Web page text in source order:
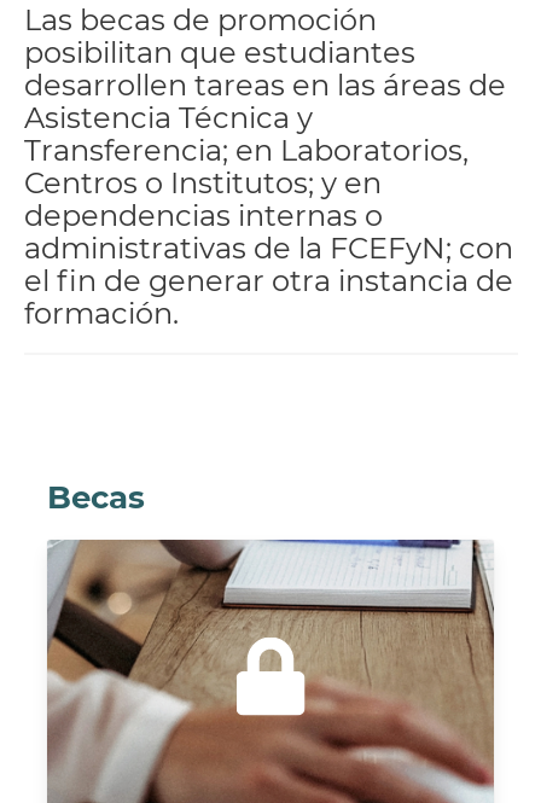
Las becas de promoción
posibilitan que estudiantes
desarrollen tareas en las áreas de
Asistencia Técnica y
Transferencia; en Laboratorios,
Centros o Institutos; y en
dependencias internas o
administrativas de la FCEFyN; con
el fin de generar otra instancia de
formación.
Becas